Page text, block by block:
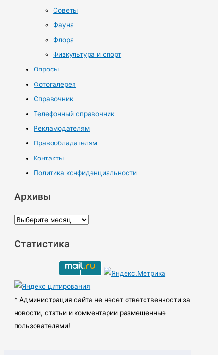
Советы
Фауна
Флора
Физкультура и спорт
Опросы
Фотогалерея
Справочник
Телефонный справочник
Рекламодателям
Правообладателям
Контакты
Политика конфиденциальности
Архивы
А
х
ы
Статистика
* Администрация сайта не несет ответственности за
новости, статьи и комментарии размещенные
пользователями!